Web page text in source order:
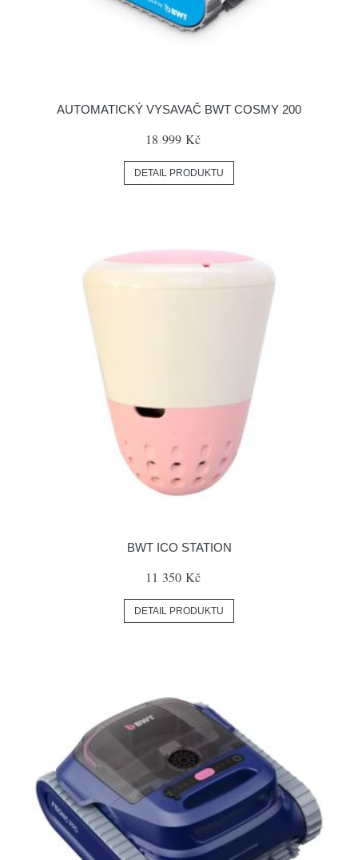
AUTOMATICKÝ VYSAVAČ BWT COSMY 200
18 999 Kč
DETAIL PRODUKTU
BWT ICO STATION
11 350 Kč
DETAIL PRODUKTU